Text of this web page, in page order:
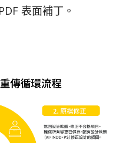
表面補丁。